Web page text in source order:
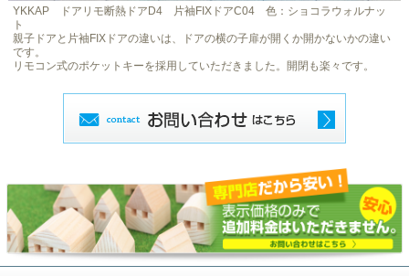
YKKAP ドアリモ断熱ドアD4 片袖FIXドアC04 色：ショコラウォルナッ
ト
親子ドアと片袖FIXドアの違いは、ドアの横の子扉が開くか開かないかの違い
です。
リモコン式のポケットキーを採用していただきました。開閉も楽々です。